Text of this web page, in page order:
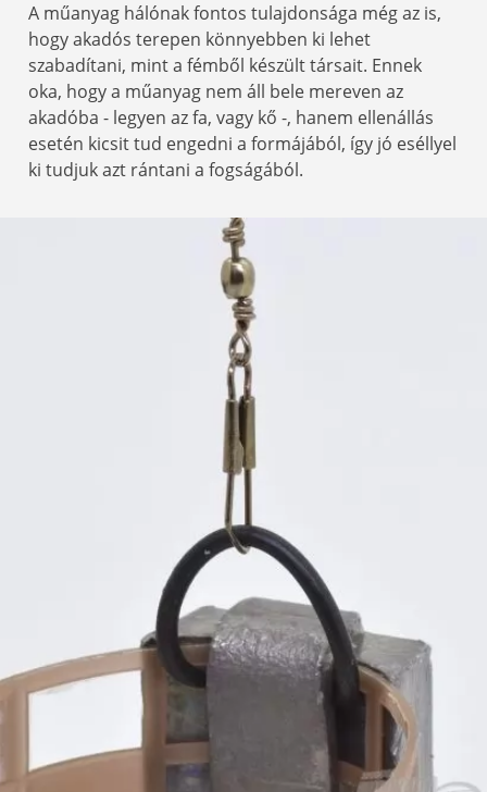
A műanyag hálónak fontos tulajdonsága még az is,
hogy akadós terepen könnyebben ki lehet
szabadítani, mint a fémből készült társait. Ennek
oka, hogy a műanyag nem áll bele mereven az
akadóba - legyen az fa, vagy kő -, hanem ellenállás
esetén kicsit tud engedni a formájából, így jó eséllyel
ki tudjuk azt rántani a fogságából.